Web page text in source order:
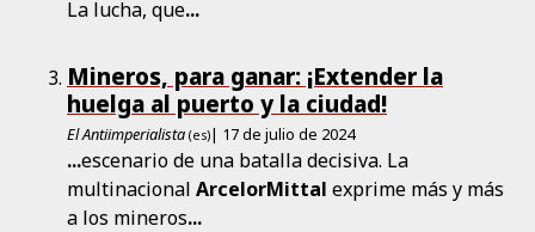
La lucha, que...
Mineros, para ganar: ¡Extender la
huelga al puerto y la ciudad!
El Antiimperialista (es)| 17 de julio de 2024
...escenario de una batalla decisiva. La
multinacional ArcelorMittal exprime más y más
a los mineros...